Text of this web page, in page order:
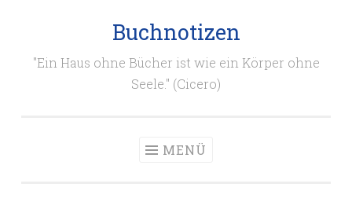
Buchnotizen
"Ein Haus ohne Bücher ist wie ein Körper ohne
Seele." (Cicero)
MENÜ